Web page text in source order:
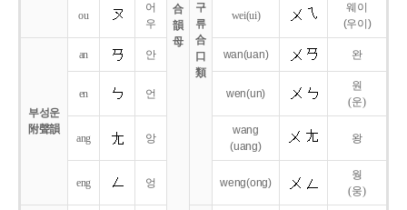
合
韻
母
구
류
合
口
類
ou
어
우
wei(ui)
웨이
(우이)
부성운
附聲韻
an 안 wan(uan) 완
en 언 wen(un)
원
(운)
ang 앙
wang
(uang)
왕
eng 엉 weng(ong)
웡
(웅)